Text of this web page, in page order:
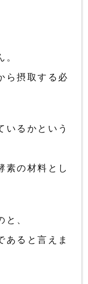
ら摂取する必
いるかという
素の材料とし
、
あると言えま